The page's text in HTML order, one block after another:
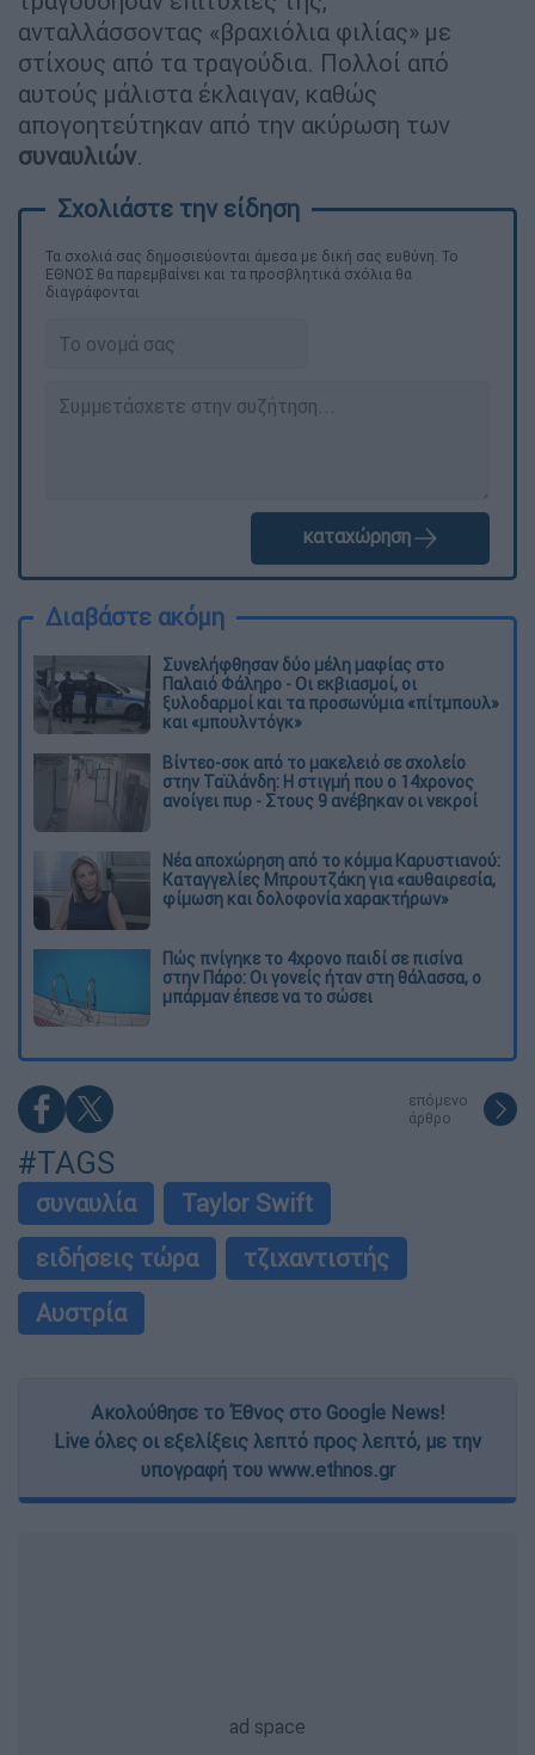
ανταλλάσσοντας «βραχιόλια φιλίας» με
στίχους από τα τραγούδια. Πολλοί από
αυτούς μάλιστα έκλαιγαν, καθώς
απογοητεύτηκαν από την ακύρωση των
συναυλιών.
Τα σχολιά σας δημοσιεύονται άμεσα με δική σας ευθύνη. Το
ΕΘΝΟΣ θα παρεμβαίνει και τα προσβλητικά σχόλια θα
διαγράφονται
καταχώρηση
Διαβάστε ακόμη
Συνελήφθησαν δύο μέλη μαφίας στο
Παλαιό Φάληρο - Οι εκβιασμοί, οι
ξυλοδαρμοί και τα προσωνύμια «πίτμπουλ»
και «μπουλντόγκ»
Βίντεο-σοκ από το μακελειό σε σχολείο
στην Ταϊλάνδη: Η στιγμή που ο 14χρονος
ανοίγει πυρ - Στους 9 ανέβηκαν οι νεκροί
Νέα αποχώρηση από το κόμμα Καρυστιανού:
Καταγγελίες Μπρουτζάκη για «αυθαιρεσία,
φίμωση και δολοφονία χαρακτήρων»
Πώς πνίγηκε το 4χρονο παιδί σε πισίνα
στην Πάρο: Οι γονείς ήταν στη θάλασσα, ο
μπάρμαν έπεσε να το σώσει
επόμενο
άρθρο
#TAGS
συναυλία
Taylor Swift
ειδήσεις τώρα
τζιχαντιστής
Αυστρία
Ακολούθησε το Έθνος στο Google News!
Live όλες οι εξελίξεις λεπτό προς λεπτό, με την
υπογραφή του www.ethnos.gr